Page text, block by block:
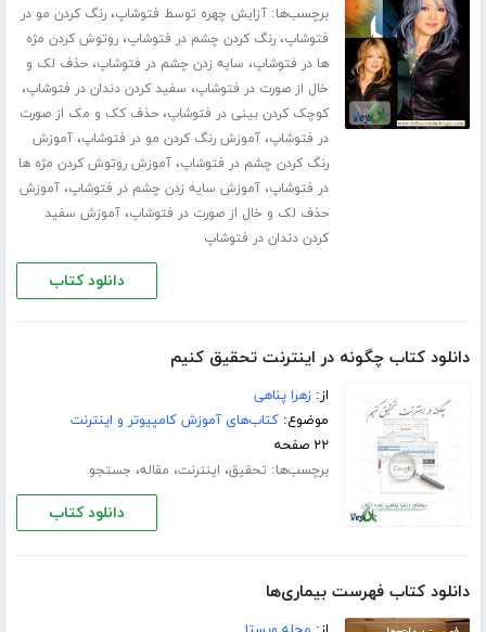
برچسب‌ها:آزایش چهره توسط فتوشاپ،رنگ کردن مو در
فتوشاپ،رنگ کردن چشم در فتوشاپ،روتوش کردن مژه
ها در فتوشاپ، سایه زدن چشم در فتوشاپ،حذف لک و
خال از صورت در فتوشاپ، سفید کردن دندان در فتوشاپ،
کوچک کردن بینی در فتوشاپ،حذف کک و مک از صورت
در فتوشاپ،آموزش رنگ کردن مو در فتوشاپ،آموزش
رنگ کردن چشم در فتوشاپ،آموزش روتوش کردن مژه ها
در فتوشاپ،آموزش سایه زدن چشم در فتوشاپ،آموزش
حذف لک و خال از صورت در فتوشاپ،آموزش سفید
کردن دندان در فتوشاپ
دانلود کتاب
دانلود کتاب چگونه در اینترنت تحقیق کنیم
از:زهرا پناهی
موضوع:کتاب‌های آموزش کامپیوتر و اینترنت
۲۲ صفحه
برچسب‌ها: تحقیق، اینترنت، مقاله، جستجو
دانلود کتاب
دانلود کتاب فهرست بیماری‌ها